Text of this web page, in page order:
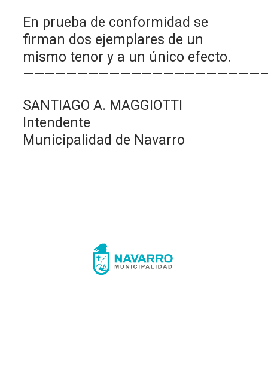
En prueba de conformidad se
firman dos ejemplares de un
mismo tenor y a un único efecto.
SANTIAGO A. MAGGIOTTI
Intendente
Municipalidad de Navarro